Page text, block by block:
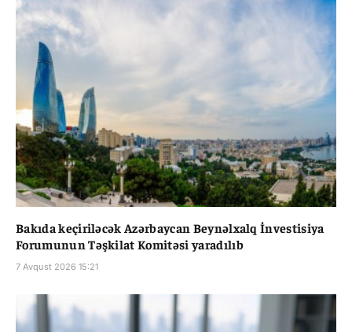
Bakıda keçiriləcək Azərbaycan Beynəlxalq İnvestisiya
Forumunun Təşkilat Komitəsi yaradılıb
7 Avqust 2026 15:21